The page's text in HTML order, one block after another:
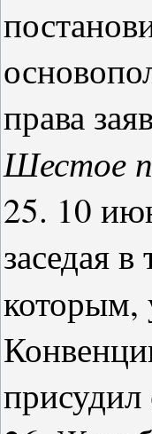
права
Шестое
25. 10
заседая
которым,